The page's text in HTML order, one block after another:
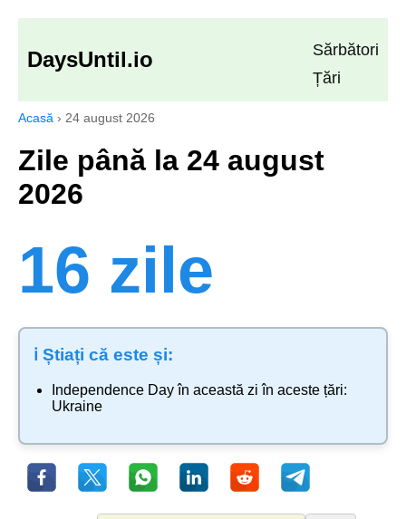
DaysUntil.io
Sărbători
Țări
Acasă › 24 august 2026
Zile până la 24 august
2026
16 zile
ℹ️ Știați că este și:
Independence Dayîn această zi în aceste țări:
Ukraine